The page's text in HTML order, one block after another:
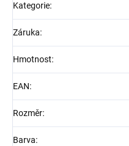
Kategorie:
Záruka:
Hmotnost:
EAN:
Rozměr:
Barva: